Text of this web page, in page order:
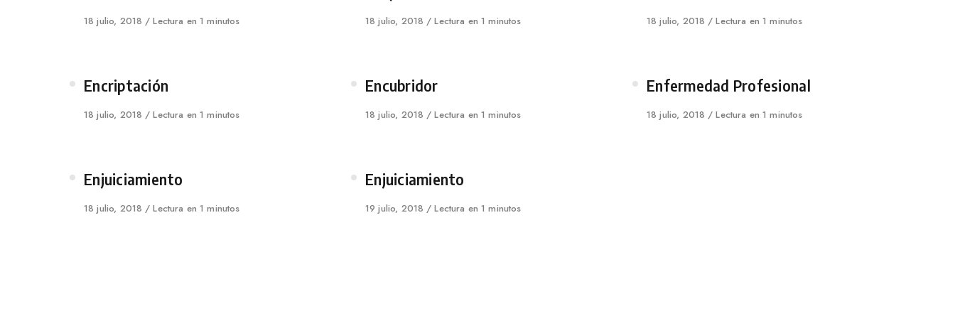
Published
18 julio, 2018 Lectura en 1 minutos
Published
18 julio, 2018 Lectura en 1 minutos
Published
18 julio, 2018 Lectura en 1 minutos
Category
Encriptación
Published
18 julio, 2018 Lectura en 1 minutos
Category
Encubridor
Published
18 julio, 2018 Lectura en 1 minutos
Category
Enfermedad Profesional
Published
18 julio, 2018 Lectura en 1 minutos
Category
Enjuiciamiento
Published
18 julio, 2018 Lectura en 1 minutos
Category
Enjuiciamiento
Published
19 julio, 2018 Lectura en 1 minutos